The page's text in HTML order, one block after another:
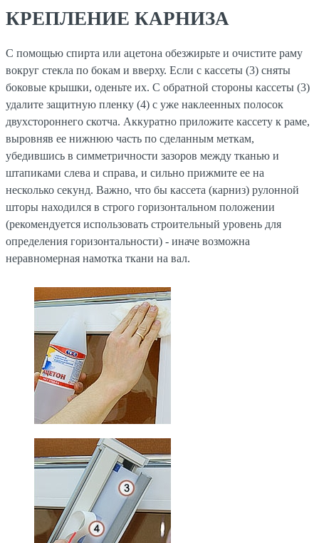
КРЕПЛЕНИЕ КАРНИЗА
С помощью спирта или ацетона обезжирьте и очистите раму
вокруг стекла по бокам и вверху. Если с кассеты (3) сняты
боковые крышки, оденьте их. С обратной стороны кассеты (3)
удалите защитную пленку (4) с уже наклеенных полосок
двухстороннего скотча. Аккуратно приложите кассету к раме,
выровняв ее нижнюю часть по сделанным меткам,
убедившись в симметричности зазоров между тканью и
штапиками слева и справа, и сильно прижмите ее на
несколько секунд. Важно, что бы кассета (карниз) рулонной
шторы находился в строго горизонтальном положении
(рекомендуется использовать строительный уровень для
определения горизонтальности) - иначе возможна
неравномерная намотка ткани на вал.